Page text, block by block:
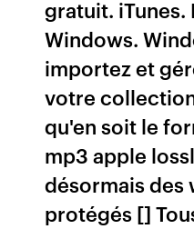
gratuit. iTunes.
Windows.
importez et
votre
qu'en soit le
mp3 apple
désormais des
protégés []